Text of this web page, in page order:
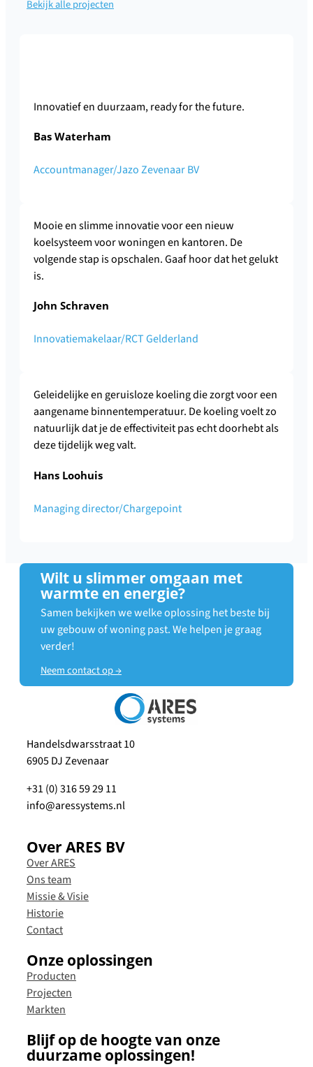
Bekijk alle projecten
Innovatief en duurzaam, ready for the future.
Bas Waterham
Accountmanager/Jazo Zevenaar BV
Mooie en slimme innovatie voor een nieuw
koelsysteem voor woningen en kantoren. De
volgende stap is opschalen. Gaaf hoor dat het gelukt
is.
John Schraven
Innovatiemakelaar/RCT Gelderland
Geleidelijke en geruisloze koeling die zorgt voor een
aangename binnentemperatuur. De koeling voelt zo
natuurlijk dat je de effectiviteit pas echt doorhebt als
deze tijdelijk weg valt.
Hans Loohuis
Managing director/Chargepoint
Wilt u slimmer omgaan met
warmte en energie?
Samen bekijken we welke oplossing het beste bij
uw gebouw of woning past. We helpen je graag
verder!
Neem contact op →
Handelsdwarsstraat 10
6905 DJ Zevenaar
+31 (0) 316 59 29 11
info@aressystems.nl
Over ARES BV
Over ARES
Ons team
Missie & Visie
Historie
Contact
Onze oplossingen
Producten
Projecten
Markten
Blijf op de hoogte van onze
duurzame oplossingen!